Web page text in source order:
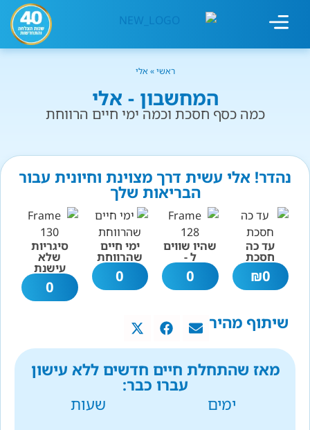
ראשי» אלי
המחשבון - אלי
כמה כסף חסכת וכמה ימי חיים הרווחת
נהדר! אלי עשית דרך מצוינת וחיונית עבור
הבריאות שלך
עד כה
חסכת
0
₪
שהיו שווים
ל -
0
ימי חיים
שהרווחת
0
סיגריות
שלא
עישנת
0
שיתוף מהיר
מאז שהתחלת חיים חדשים ללא עישון
עברו כבר:
ימים
שעות